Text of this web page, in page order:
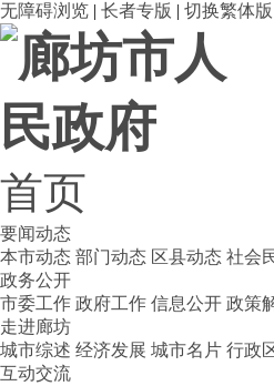
无障碍浏览 | 长者专版 | 切换繁体版
首页
要闻动态
本市动态 部门动态 区县动态 社会
政务公开
市委工作 政府工作 信息公开 政策
走进廊坊
城市综述 经济发展 城市名片 行政
互动交流